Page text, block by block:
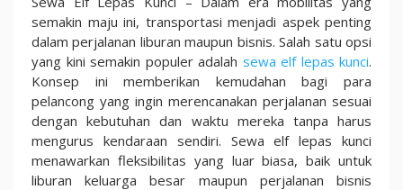
Liburan
dan
Perjalanan
Bisnis
semakin maju ini, transportasi menjadi aspek penting
dalam perjalanan liburan maupun bisnis. Salah satu opsi
yang kini semakin populer adalah sewa elf lepas kunci.
Konsep ini memberikan kemudahan bagi para
pelancong yang ingin merencanakan perjalanan sesuai
dengan kebutuhan dan waktu mereka tanpa harus
mengurus kendaraan sendiri. Sewa elf lepas kunci
menawarkan fleksibilitas yang luar biasa, baik untuk
liburan keluarga besar maupun perjalanan bisnis